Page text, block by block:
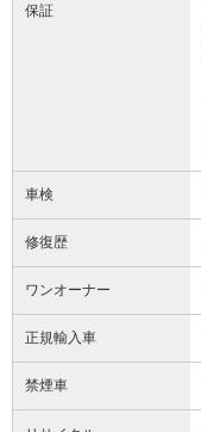
保証
車検
修復歴
ワンオーナー
正規輸入車
禁煙車